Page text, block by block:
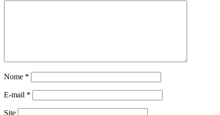
Nome *
E-mail *
Site